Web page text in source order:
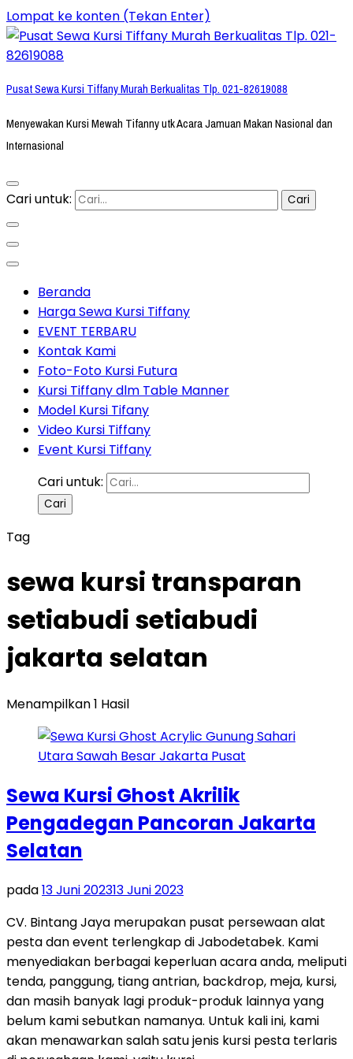
Lompat ke konten (Tekan Enter)
Pusat Sewa Kursi Tiffany Murah Berkualitas Tlp. 021-82619088
Menyewakan Kursi Mewah Tifanny utk Acara Jamuan Makan Nasional dan
Internasional
Cari untuk:
Beranda
Harga Sewa Kursi Tiffany
EVENT TERBARU
Kontak Kami
Foto-Foto Kursi Futura
Kursi Tiffany dlm Table Manner
Model Kursi Tifany
Video Kursi Tiffany
Event Kursi Tiffany
Cari untuk:
Tag
sewa kursi transparan
setiabudi setiabudi
jakarta selatan
Menampilkan 1 Hasil
Sewa Kursi Ghost Akrilik
Pengadegan Pancoran Jakarta
Selatan
pada13 Juni 202313 Juni 2023
CV. Bintang Jaya merupakan pusat persewaan alat
pesta dan event terlengkap di Jabodetabek. Kami
menyediakan berbagai keperluan acara anda, meliputi
tenda, panggung, tiang antrian, backdrop, meja, kursi,
dan masih banyak lagi produk-produk lainnya yang
belum kami sebutkan namanya. Untuk kali ini, kami
akan menawarkan salah satu jenis kursi pesta terlaris